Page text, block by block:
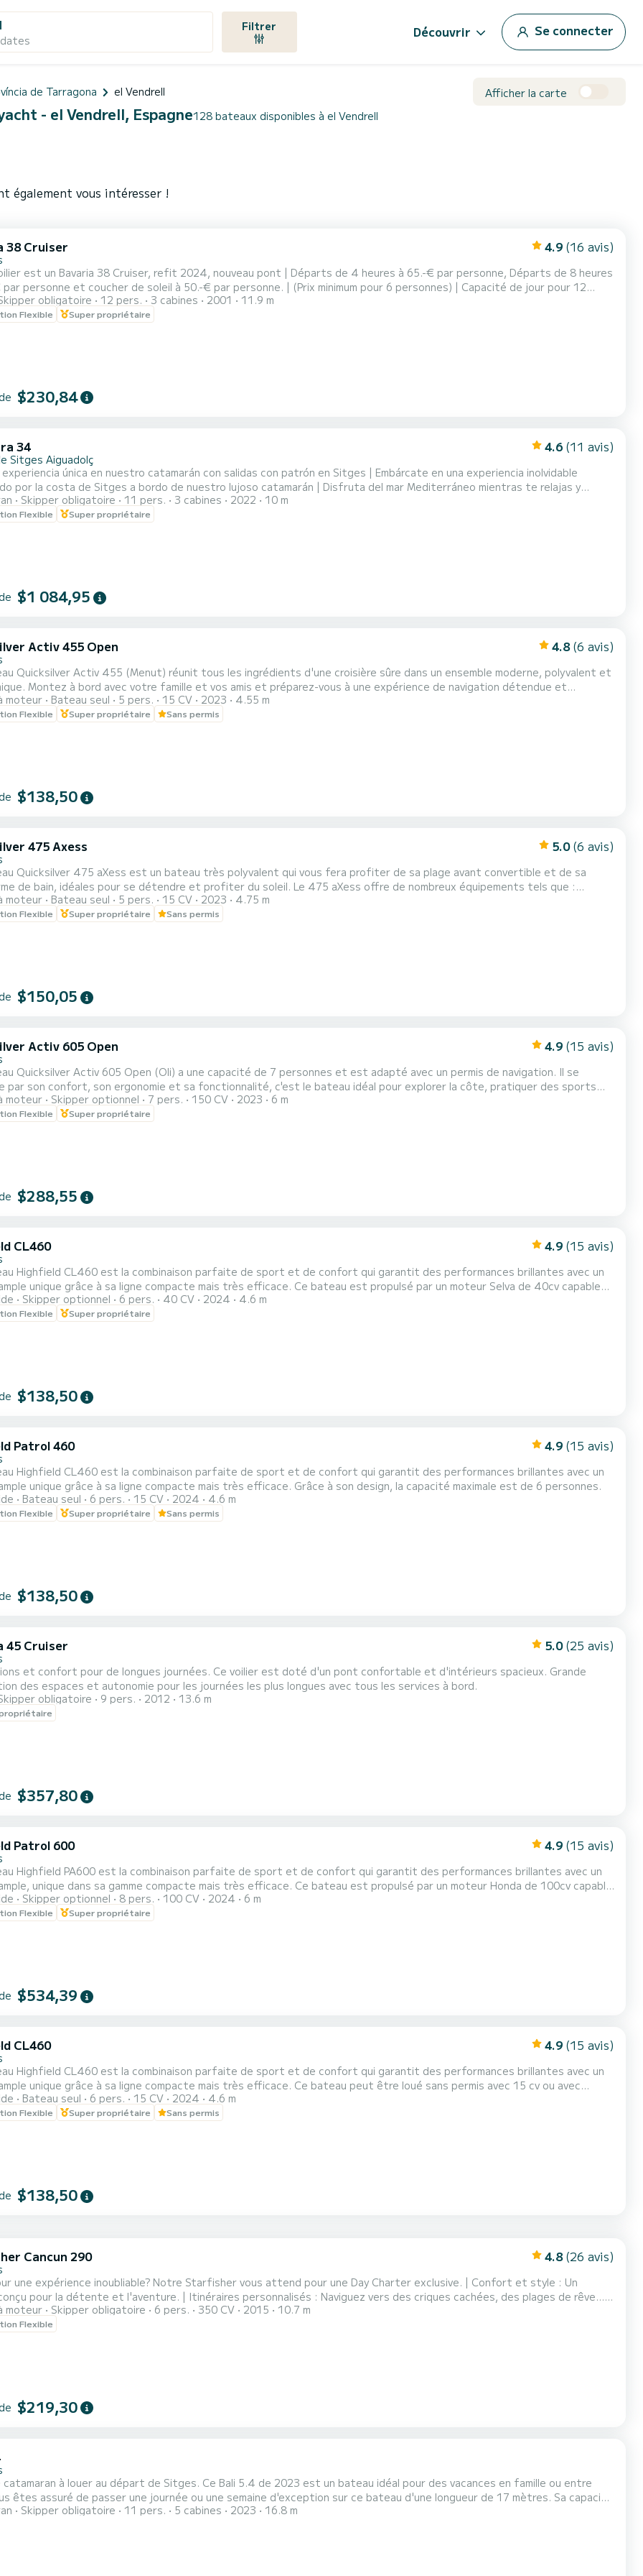
Filtrer Découvrir Se connecter
de Tarragona el Vendrell Afficher la carte
- el Vendrell, Espagne128 bateaux disponibles à el Vendrell
également vous intéresser !
38 Cruiser 4.9 (16 avis)
est un Bavaria 38 Cruiser, refit 2024, nouveau pont | Départs de 4 heures à 65.-€ par personne, Départs de 8 heures
par personne et coucher de soleil à 50.-€ par personne. | (Prix minimum pour 6 personnes) | Capacité de jour pour 12
plus le skipper, pour dormir jusqu'à 6 personnes. 3 cabines, cuisine équipée, deux salles de bains, l'une avec douche | |
modèles les plus reconnus du chantier naval allemand Bavaria Yachts, un bateau de 11,91 mètres de longu...
obligatoire 12 pers. 3 cabines 2001 11.9 m
Flexible Super propriétaire
$230,84
34 4.6 (11 avis)
Sitges Aiguadolç
experiencia única en nuestro catamarán con salidas con patrón en Sitges | Embárcate en una experiencia inolvidable
por la costa de Sitges a bordo de nuestro lujoso catamarán | Disfruta del mar Mediterráneo mientras te relajas y
paisajes más impresionantes de la región, todo bajo la guía experta de nuestro patrón profesional | | Ya sea que
de un día de sol, hacer un recorrido relajante o practicar deportes acuáticos, nuestra salida con patrón est...
Skipper obligatoire 11 pers. 3 cabines 2022 10 m
Flexible Super propriétaire
$1 084,95
Activ 455 Open 4.8 (6 avis)
Quicksilver Activ 455 (Menut) réunit tous les ingrédients d'une croisière sûre dans un ensemble moderne, polyvalent et
expérience de navigation détendue et
amusante. Louez notre bateau de base pour naviguer et profiter de toutes les plages du Garraf.
moteur Bateau seul 5 pers. 15 CV 2023 4.55 m
Flexible Super propriétaire Sans permis
$138,50
475 Axess 5.0 (6 avis)
Quicksilver 475 aXess est un bateau très polyvalent qui vous fera profiter de sa plage avant convertible et de sa
idéales pour se détendre et profiter du soleil. Le 475 aXess offre de nombreux équipements tels que :
de musique Bluetooth, bimini en acier inoxydable, table, bain de soleil avant convertible, GPS, teck synthétique
plateforme de bain et échelle de bain.
moteur Bateau seul 5 pers. 15 CV 2023 4.75 m
Flexible Super propriétaire Sans permis
$150,05
Activ 605 Open 4.9 (15 avis)
Quicksilver Activ 605 Open (Oli) a une capacité de 7 personnes et est adapté avec un permis de navigation. Il se
par son confort, son ergonomie et sa fonctionnalité, c'est le bateau idéal pour explorer la côte, pratiquer des sports
Le moteur hors-bord Mercury de 150 CV garantit une navigation rapide et sûre qui permet de
toutes sortes de sports nautiques.
moteur Skipper optionnel 7 pers. 150 CV 2023 6 m
Flexible Super propriétaire
$288,55
CL460 4.9 (15 avis)
Highfield CL460 est la combinaison parfaite de sport et de confort qui garantit des performances brillantes avec un
grâce à sa ligne compacte mais très efficace. Ce bateau est propulsé par un moteur Selva de 40cv capable
20 nœuds ! Grâce à son design, la capacité maximale est de 6 personnes.
Skipper optionnel 6 pers. 40 CV 2024 4.6 m
Flexible Super propriétaire
$138,50
Patrol 460 4.9 (15 avis)
Highfield CL460 est la combinaison parfaite de sport et de confort qui garantit des performances brillantes avec un
espace ample unique grâce à sa ligne compacte mais très efficace. Grâce à son design, la capacité maximale est de 6 personnes.
Bateau seul 6 pers. 15 CV 2024 4.6 m
Flexible Super propriétaire Sans permis
$138,50
45 Cruiser 5.0 (25 avis)
et confort pour de longues journées. Ce voilier est doté d'un pont confortable et d'intérieurs spacieux. Grande
des espaces et autonomie pour les journées les plus longues avec tous les services à bord.
obligatoire 9 pers. 2012 13.6 m
$357,80
Patrol 600 4.9 (15 avis)
Highfield PA600 est la combinaison parfaite de sport et de confort qui garantit des performances brillantes avec un
dans sa gamme compacte mais très efficace. Ce bateau est propulsé par un moteur Honda de 100cv capable
30 nœuds ! Grâce à son design, la capacité maximale est de 8 personnes.
Skipper optionnel 8 pers. 100 CV 2024 6 m
Flexible Super propriétaire
$534,39
CL460 4.9 (15 avis)
Highfield CL460 est la combinaison parfaite de sport et de confort qui garantit des performances brillantes avec un
grâce à sa ligne compacte mais très efficace. Ce bateau peut être loué sans permis avec 15 cv ou avec
40 cv. Grâce à son design, la capacité maximale est de 6 personnes.
Bateau seul 6 pers. 15 CV 2024 4.6 m
Flexible Super propriétaire Sans permis
$138,50
Cancun 290 4.8 (26 avis)
une expérience inoubliable? Notre Starfisher vous attend pour une Day Charter exclusive. | Confort et style : Un
pour la détente et l'aventure. | Itinéraires personnalisés : Naviguez vers des criques cachées, des plages de rêve… |
: Profitez avec des amis ou en famille dans un environnement unique. | Nous incluons : Paddle surf, équipements de
en apnée. | Non inclus :Tambi, vous pouvez réserver : wakeboard, Donut, Bananasky… | Ses couchers de sole...
moteur Skipper obligatoire 6 pers. 350 CV 2015 10.7 m
Flexible
$219,30
catamaran à louer au départ de Sitges. Ce Bali 5.4 de 2023 est un bateau idéal pour des vacances en famille ou entre
Il possède notamment les équipements suivants : Climatisation, Haut-parleurs extérieurs,
Skipper obligatoire 11 pers. 5 cabines 2023 16.8 m